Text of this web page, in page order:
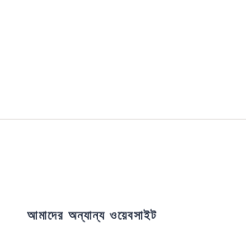
আমাদের অন্যান্য ওয়েবসাইট